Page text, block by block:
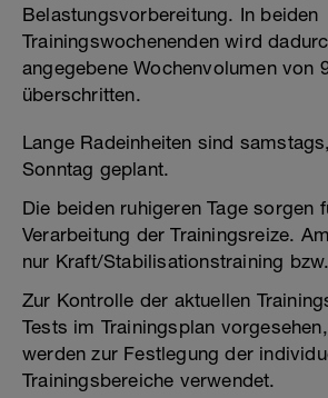
Belastungsvorbereitung. In beiden
Trainingswochenenden wird
angegebene Wochenvolumen von
überschritten.
Lange Radeinheiten sind
Sonntag geplant.
Die beiden ruhigeren Tage sorgen
Verarbeitung der Trainingsreize.
nur Kraft/Stabilisationstraining
Zur Kontrolle der aktuellen
Tests im Trainingsplan
werden zur Festlegung der
Trainingsbereiche verwendet.